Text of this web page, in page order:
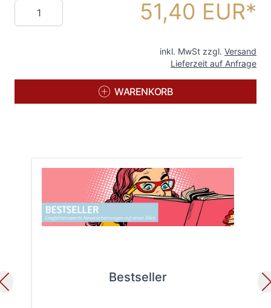
Menge 51,40 EUR
inkl. MwSt zzgl. Versand
Lieferzeit auf Anfrage
WARENKORB
Bestseller